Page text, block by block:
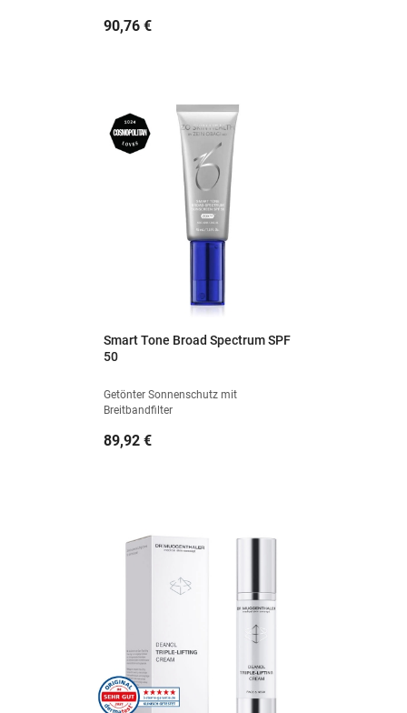
Preis
90,76 €
Smart Tone Broad Spectrum SPF
50
Getönter Sonnenschutz mit
Breitbandfilter
Preis
89,92 €